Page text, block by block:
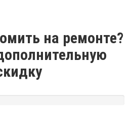
на ремонте?